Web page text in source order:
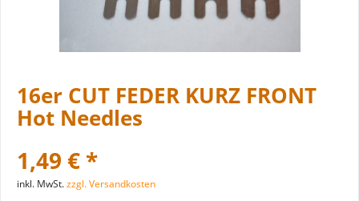
16er CUT FEDER KURZ FRONT
Hot Needles
1,49 € *
inkl. MwSt.zzgl. Versandkosten